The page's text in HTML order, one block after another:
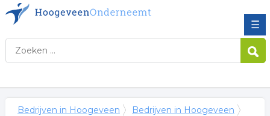
☰
Bedrijven in Hoogeveen Bedrijven in Hoogeveen